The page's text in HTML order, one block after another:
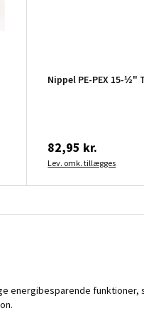
Nippel PE-PEX 15-½"
82,95 kr.
Lev. omk. tillægges
energibesparende